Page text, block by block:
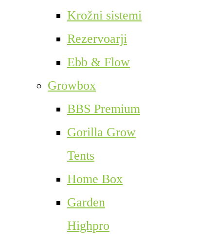
Krožni sistemi
Rezervoarji
Ebb & Flow
Growbox
BBS Premium
Gorilla Grow
Tents
Home Box
Garden
Highpro